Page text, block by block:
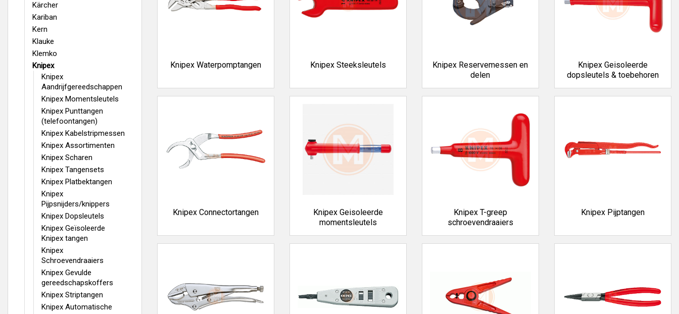
Kärcher
Kariban
Kern
Klauke
Klemko
Knipex
Knipex
Aandrijfgereedschappen
Knipex Momentsleutels
Knipex Punttangen
(telefoontangen)
Knipex Kabelstripmessen
Knipex Assortimenten
Knipex Scharen
Knipex Tangensets
Knipex Platbektangen
Knipex
Pijpsnijders/knippers
Knipex Dopsleutels
Knipex Geïsoleerde
Knipex tangen
Knipex
Schroevendraaiers
Knipex Gevulde
gereedschapskoffers
Knipex Striptangen
Knipex Automatische
Knipex Waterpomptangen Knipex Steeksleutels
Knipex Reservemessen en
delen
Knipex Geisoleerde
dopsleutels & toebehoren
Knipex Connectortangen
Knipex Geisoleerde
momentsleutels
Knipex T-greep
schroevendraaiers
Knipex Pijptangen